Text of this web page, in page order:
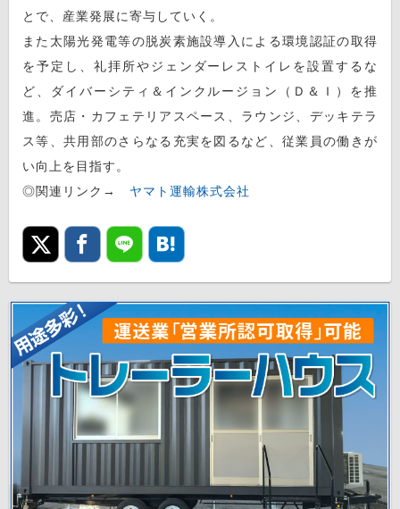
とで、産業発展に寄与していく。
また太陽光発電等の脱炭素施設導入による環境認証の取得
を予定し、礼拝所やジェンダーレストイレを設置するな
ど、ダイバーシティ＆インクルージョン（Ｄ＆Ｉ）を推
進。売店・カフェテリアスペース、ラウンジ、デッキテラ
ス等、共用部のさらなる充実を図るなど、従業員の働きが
い向上を目指す。
◎関連リンク→ ヤマト運輸株式会社